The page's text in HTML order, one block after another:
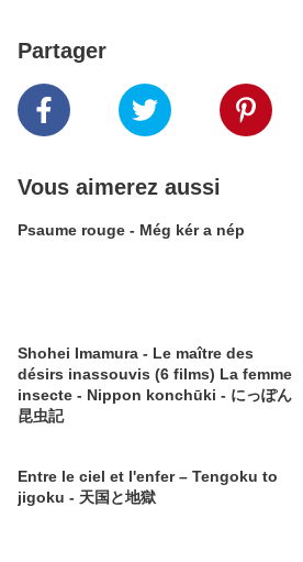
Partager
Vous aimerez aussi
Psaume rouge - Még kér a nép
Shohei Imamura - Le maître des
désirs inassouvis (6 films) La femme
insecte - Nippon konchūki - にっぽん
昆虫記
Entre le ciel et l'enfer – Tengoku to
jigoku - 天国と地獄